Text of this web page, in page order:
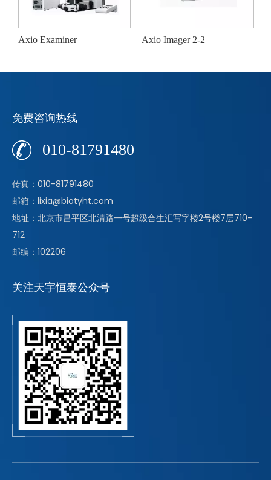
Axio Examiner Axio Imager 2-2
免费咨询热线
010-81791480
传真：010-81791480
邮箱：lixia@biotyht.com
地址：北京市昌平区北清路一号超级合生汇写字楼2号楼7层710-
712
邮编：102206
关注天宇恒泰公众号